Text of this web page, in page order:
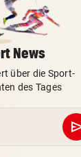
„Dann
USA
lernte
News
über die Sport-
des Tages